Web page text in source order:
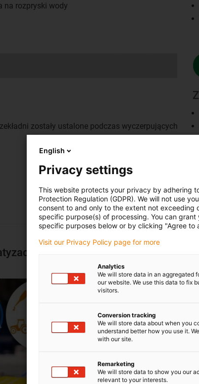
na rozpryski wody
zostały ustalone podczas wyczerpujących
-
English
Privacy settings
This website protects your privacy by adhering
Protection Regulation (GDPR). We will not use
consent to and only to the extent not exceeding
specific purpose(s) of processing. You can
specific purposes below or by clicking "Agree to
Visit our Privacy Policy page for more
Analytics
We will store data in an aggregated
our website. We use this data to fix
visitors.
Conversion tracking
We will store data about when you
understand better how you use it.
with our site.
Remarketing
We will store data to show you our
relevant to your interests.